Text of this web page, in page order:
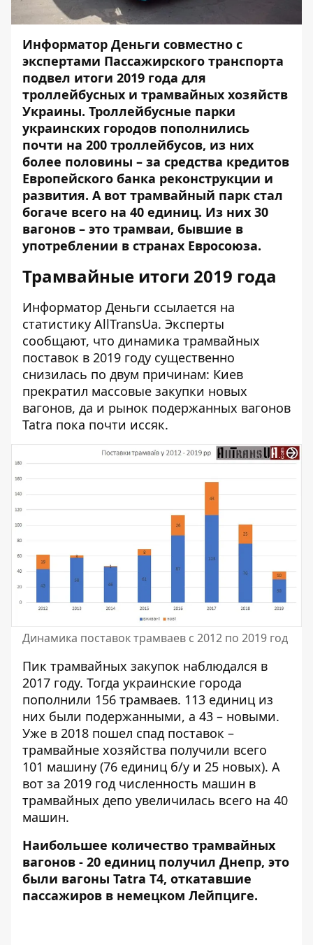
Информатор Деньги совместно с
экспертами Пассажирского транспорта
подвел итоги 2019 года для
троллейбусных и трамвайных хозяйств
Украины. Троллейбусные парки
украинских городов пополнились
почти на 200 троллейбусов, из них
более половины – за средства кредитов
Европейского банка реконструкции и
развития. А вот трамвайный парк стал
богаче всего на 40 единиц. Из них 30
вагонов – это трамваи, бывшие в
употреблении в странах Евросоюза.
Трамвайные итоги 2019 года
Информатор Деньги ссылается на
статистику AllTransUa. Эксперты
сообщают, что динамика трамвайных
поставок в 2019 году существенно
снизилась по двум причинам: Киев
прекратил массовые закупки новых
вагонов, да и рынок подержанных вагонов
Tatra пока почти иссяк.
Динамика поставок трамваев с 2012 по 2019 год
Пик трамвайных закупок наблюдался в
2017 году. Тогда украинские города
пополнили 156 трамваев. 113 единиц из
них были подержанными, а 43 – новыми.
Уже в 2018 пошел спад поставок –
трамвайные хозяйства получили всего
101 машину (76 единиц б/у и 25 новых). А
вот за 2019 год численность машин в
трамвайных депо увеличилась всего на 40
машин.
Наибольшее количество трамвайных
вагонов - 20 единиц получил Днепр, это
были вагоны Tatra T4, откатавшие
пассажиров в немецком Лейпциге.